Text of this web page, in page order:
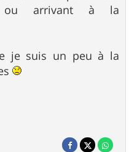
ou arrivant à la
je suis un peu à la